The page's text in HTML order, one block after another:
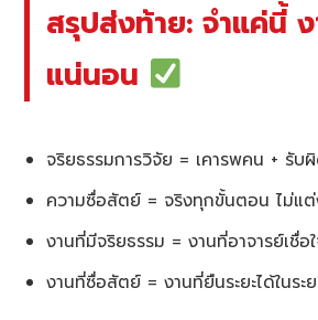
สรุปส่งท้าย: จำแค่นี้
แน่นอน
จริยธรรมการวิจัย = เคารพคน + รับ
ความซื่อสัตย์ = จริงทุกขั้นตอน ไม่แ
งานที่มีจริยธรรม = งานที่อาจารย์เชื่อ
งานที่ซื่อสัตย์ = งานที่ยืนระยะได้ในระ